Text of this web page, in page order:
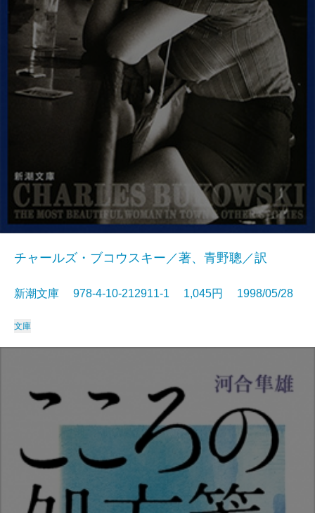
チャールズ・ブコウスキー／著、青野聰／訳
新潮文庫 978-4-10-212911-1 1,045円 1998/05/28
文庫